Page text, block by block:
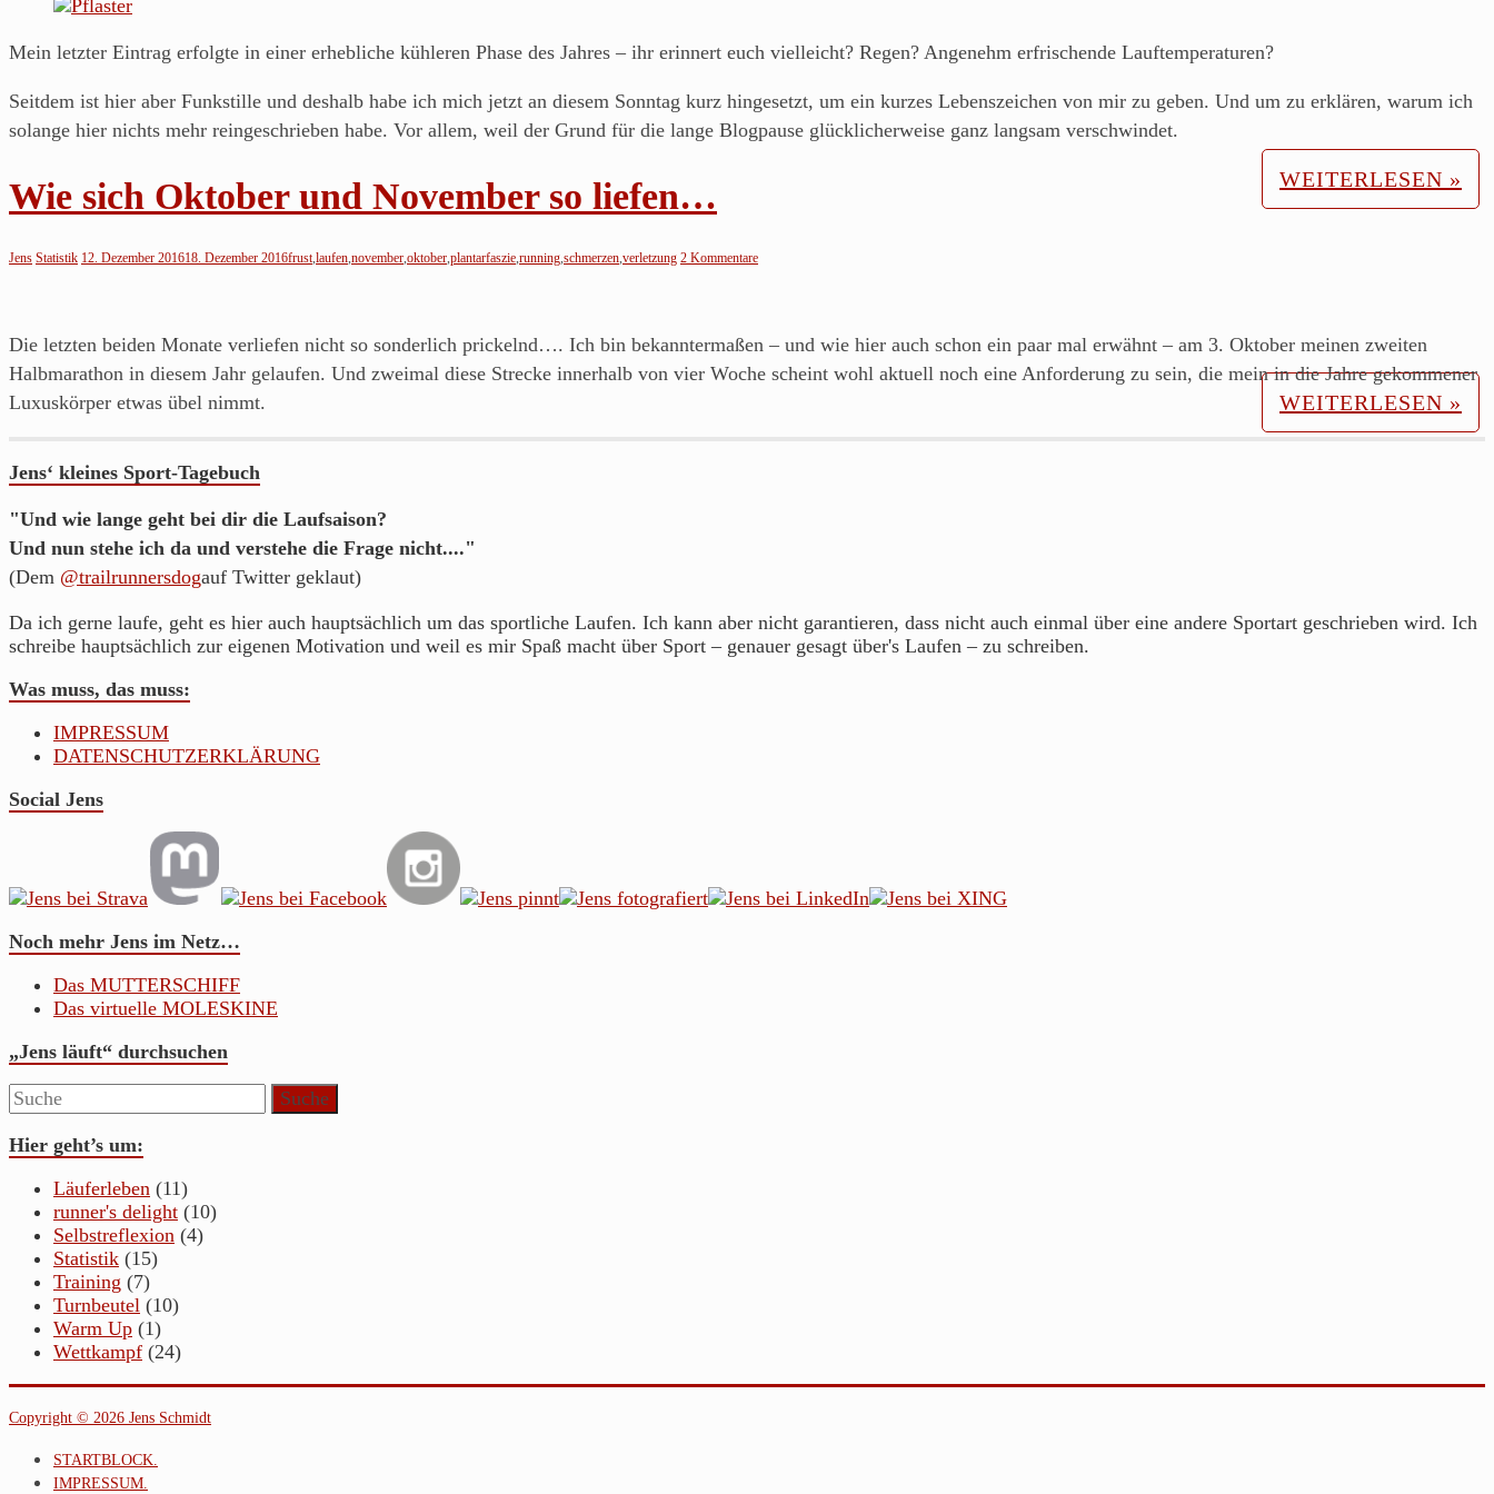
über's
von
einem
aus
Franken.
Mein letzter Eintrag erfolgte in einer erhebliche kühleren Phase des Jahres – ihr erinnert euch vielleicht? Regen? Angenehm erfrischende Lauftemperaturen?
Seitdem ist hier aber Funkstille und deshalb habe ich mich jetzt an diesem Sonntag kurz hingesetzt, um ein kurzes Lebenszeichen von mir zu geben. Und um zu erklären, warum ich
solange hier nichts mehr reingeschrieben habe. Vor allem, weil der Grund für die lange Blogpause glücklicherweise ganz langsam verschwindet.
WEITERLESEN »
Wie sich Oktober und November so liefen…
Jens Statistik 12. Dezember 201618. Dezember 2016frust laufen november oktober plantarfaszie running schmerzen verletzung 2 Kommentare
Die letzten beiden Monate verliefen nicht so sonderlich prickelnd…. Ich bin bekanntermaßen – und wie hier auch schon ein paar mal erwähnt – am 3. Oktober meinen zweiten
Halbmarathon in diesem Jahr gelaufen. Und zweimal diese Strecke innerhalb von vier Woche scheint wohl aktuell noch eine Anforderung zu sein, die mein in die Jahre gekommener
Luxuskörper etwas übel nimmt.
WEITERLESEN »
Jens‘ kleines Sport-Tagebuch
"Und wie lange geht bei dir die Laufsaison?
Und nun stehe ich da und verstehe die Frage nicht...."
(Dem @trailrunnersdogauf Twitter geklaut)
Da ich gerne laufe, geht es hier auch hauptsächlich um das sportliche Laufen. Ich kann aber nicht garantieren, dass nicht auch einmal über eine andere Sportart geschrieben wird. Ich
schreibe hauptsächlich zur eigenen Motivation und weil es mir Spaß macht über Sport – genauer gesagt über's Laufen – zu schreiben.
Was muss, das muss:
IMPRESSUM
DATENSCHUTZERKLÄRUNG
Social Jens
Noch mehr Jens im Netz…
Das MUTTERSCHIFF
Das virtuelle MOLESKINE
„Jens läuft“ durchsuchen
Hier geht’s um:
Läuferleben (11)
runner's delight (10)
Selbstreflexion (4)
Statistik (15)
Training (7)
Turnbeutel (10)
Warm Up (1)
Wettkampf (24)
Copyright © 2026 Jens Schmidt
STARTBLOCK.
IMPRESSUM.